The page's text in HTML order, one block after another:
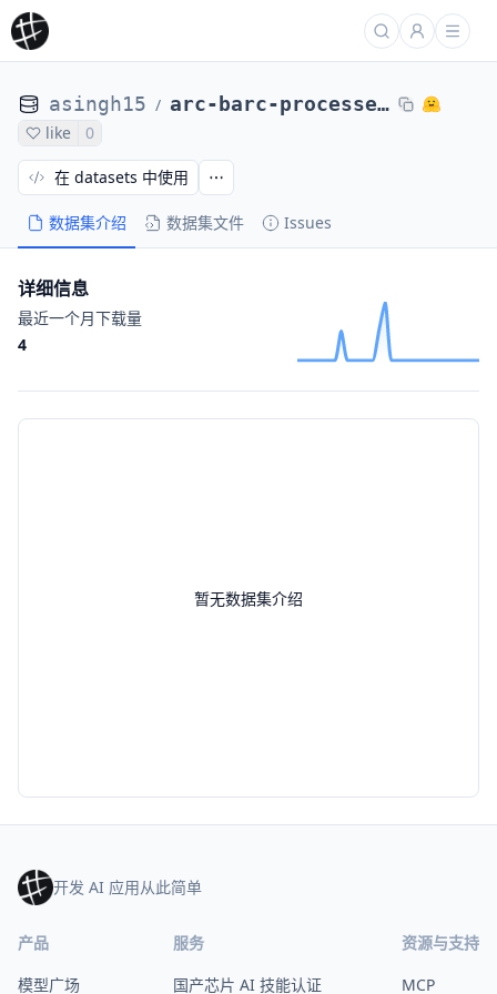
asingh15 / arc-barc-processed-direct-max4k-gpt5.2abstractions-rephrased-qwensols-0104-64of64
like 0
数据集介绍 数据集文件 Issues
在 datasets 中使用
暂无数据集介绍
详细信息
最近一个月下载量
4
开发 AI 应用从此简单
产品
模型广场
服务
国产芯片 AI 技能认证
资源与支持
MCP